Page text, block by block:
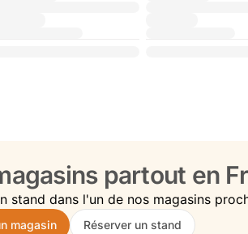
partout en
dans l'un de nos magasins
magasin Réserver un stand